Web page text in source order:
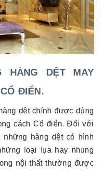
DỆT MAY
ĐIỂN.
dệt chính được dùng
cách Cổ điển. Đối với
hàng dệt có hình
loại lụa hay nhung
nội thất thường được